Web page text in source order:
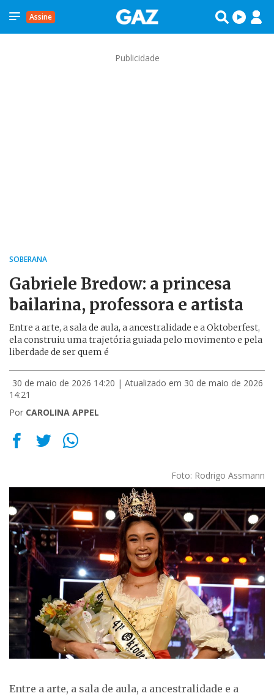
Assine
Publicidade
SOBERANA
Gabriele Bredow: a princesa
bailarina, professora e artista
Entre a arte, a sala de aula, a ancestralidade e a Oktoberfest,
ela construiu uma trajetória guiada pelo movimento e pela
liberdade de ser quem é
30 de maio de 2026 14:20 | Atualizado em 30 de maio de 2026
14:21
Por CAROLINA APPEL
Foto: Rodrigo Assmann
Entre a arte, a sala de aula, a ancestralidade e a